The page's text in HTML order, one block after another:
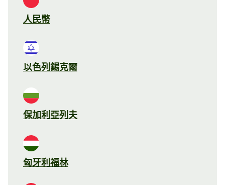
人民幣
以色列錫克爾
保加利亞列夫
匈牙利福林